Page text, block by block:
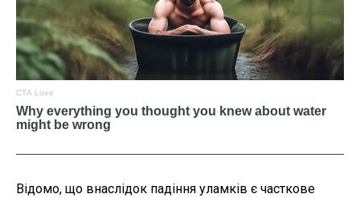
Відомо, що внаслідок падіння уламків є часткове